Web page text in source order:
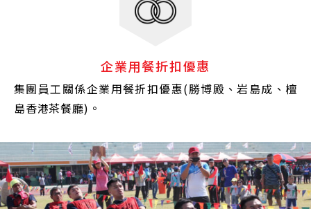
企業用餐折扣優惠
集團員工關係企業用餐折扣優惠(勝博殿、岩島成、檀
島香港茶餐廳)。